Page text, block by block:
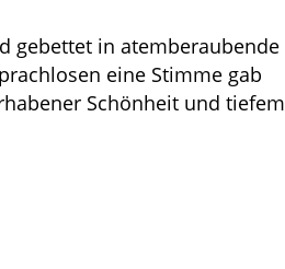
gebettet in atemberaubende
eine Stimme gab
Schönheit und tiefem